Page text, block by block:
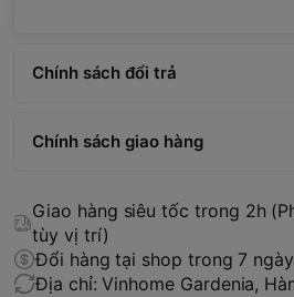
Chính sách đổi trả
Chính sách giao hàng
Giao hàng siêu tốc trong 2h
tùy vị trí)
Đổi hàng tại shop trong 7
Địa chỉ: Vinhome Gardenia,